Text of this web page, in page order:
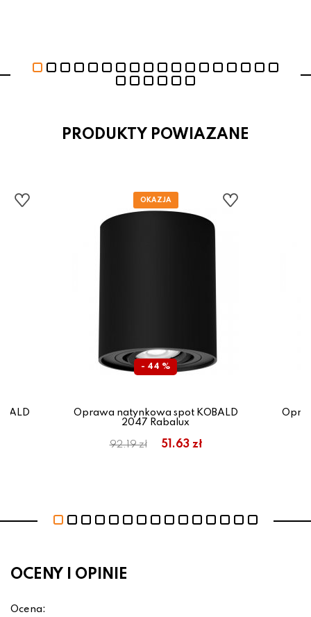
PRODUKTY POWIAZANE
- 44 %
Oprawa natynkowa spot KOBALD
2047 Rabalux
92.19 zł 51.63 zł
OCENY I OPINIE
Ocena: